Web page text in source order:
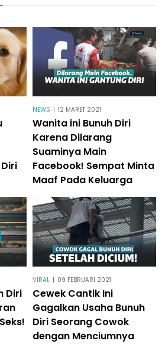
NEWS | 12 MARET 2021
Wanita ini Bunuh Diri
Karena Dilarang
Suaminya Main
Facebook! Sempat Minta
Maaf Pada Keluarga
Diri
VIRAL | 09 FEBRUARI 2021
Cewek Cantik Ini
Gagalkan Usaha Bunuh
Diri Seorang Cowok
dengan Menciumnya